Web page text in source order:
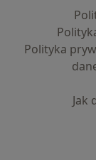
Polityka
Jak